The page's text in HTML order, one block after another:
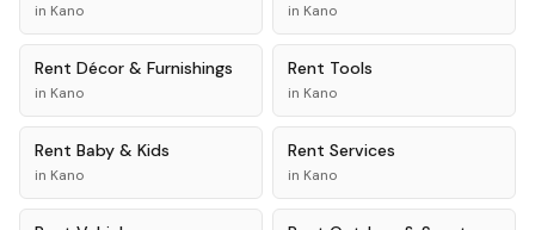
in Kano in Kano
Rent Décor & Furnishings
in Kano
Rent Tools
in Kano
Rent Baby & Kids
in Kano
Rent Services
in Kano